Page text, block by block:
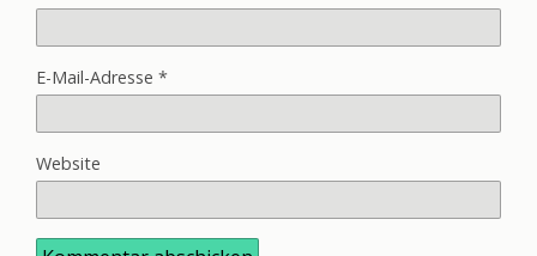
E-Mail-Adresse *
Website